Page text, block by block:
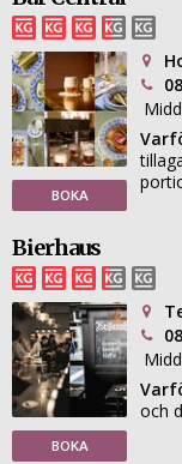
BOKA
Bierhaus
BOKA
och